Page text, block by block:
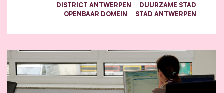
DISTRICT ANTWERPEN
DUURZAME STAD
OPENBAAR DOMEIN
STAD ANTWERPEN